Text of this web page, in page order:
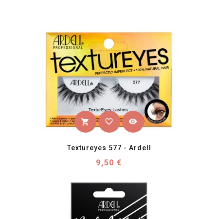
shopping_cart favorite_border visibility
Textureyes 577 - Ardell
Prix
9,50 €